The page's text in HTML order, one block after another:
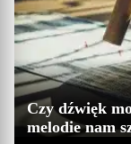
Czy dźwięk
melodie nam